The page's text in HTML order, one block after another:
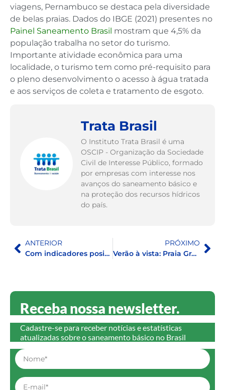
viagens, Pernambuco se destaca pela diversidade
de belas praias. Dados do IBGE (2021) presentes no
Painel Saneamento Brasil mostram que 4,5% da
população trabalha no setor do turismo.
Importante atividade econômica para uma
localidade, o turismo tem como pré-requisito para
o pleno desenvolvimento o acesso à água tratada
e aos serviços de coleta e tratamento de esgoto.
Trata Brasil
O Instituto Trata Brasil é uma
OSCIP - Organização da Sociedade
Civil de Interesse Público, formado
por empresas com interesse nos
avanços do saneamento básico e
na proteção dos recursos hídricos
do país.
ANTERIOR
Com indicadores positivos de saneamento, Goiânia completa 89 anos de fundação nesta segunda-feira (24)
PRÓXIMO
Verão à vista: Praia Grande está entre os municípios que mais investiram em saneamento por habitante, aponta Ranking do Saneamento
Receba nossa newsletter.
Cadastre-se para receber notícias e estatísticas
atualizadas sobre o saneamento básico no Brasil